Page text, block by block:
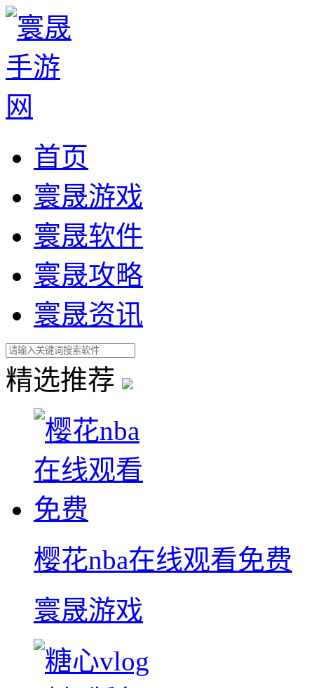
首页
寰晟游戏
寰晟软件
寰晟攻略
寰晟资讯
精选推荐
樱花nba在线观看免费
寰晟游戏